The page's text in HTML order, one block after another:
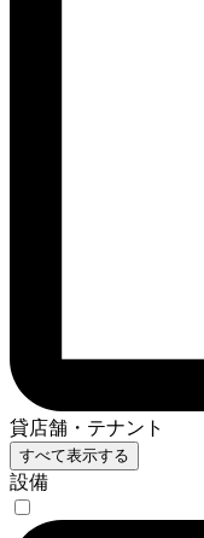
貸店舗・テナント
すべて表示する
設備